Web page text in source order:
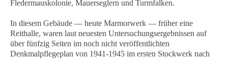
Fledermauskolonie, Mauerseglern und Turmfalken.
In diesem Gebäude — heute Marmorwerk — früher eine
Reithalle, waren laut neuesten Untersuchungsergebnissen auf
über fünfzig Seiten im noch nicht veröffentlichten
Denkmalpflegeplan von 1941-1945 im ersten Stockwerk nach